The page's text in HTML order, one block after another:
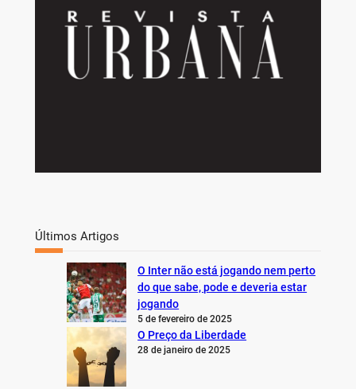
Últimos Artigos
O Inter não está jogando nem perto
do que sabe, pode e deveria estar
jogando
5 de fevereiro de 2025
O Preço da Liberdade
28 de janeiro de 2025